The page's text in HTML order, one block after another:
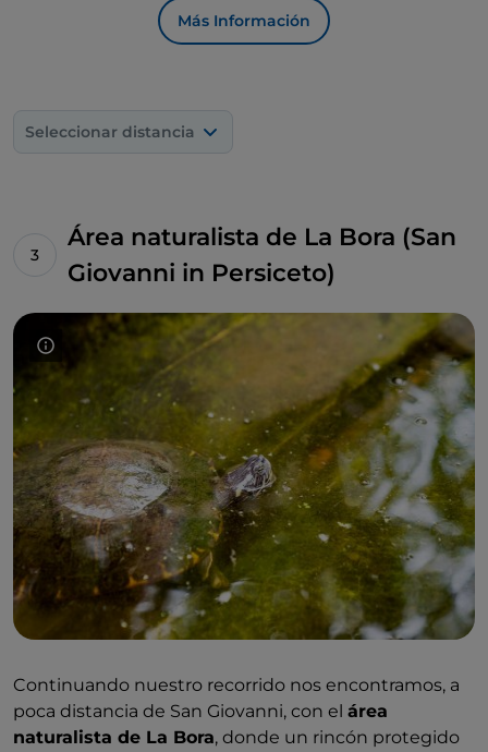
Más Información
Seleccionar distancia
Área naturalista de La Bora (San
Giovanni in Persiceto)
Continuando nuestro recorrido nos encontramos, a
poca distancia de San Giovanni, con el área
naturalista de La Bora, donde un rincón protegido